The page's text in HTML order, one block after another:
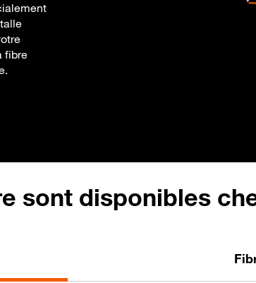
fibre
sont disponibles